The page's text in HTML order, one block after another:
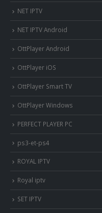
NET IPTV
NET IPTV Android
OttPlayer Android
OttPlayer iOS
OttPlayer Smart TV
OttPlayer Windows
PERFECT PLAYER PC
ps3-et-ps4
ROYAL IPTV
Royal iptv
SET IPTV